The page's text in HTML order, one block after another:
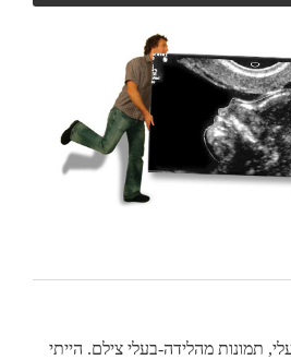
תמונות מהלידה-בעלי צילם. הייתי